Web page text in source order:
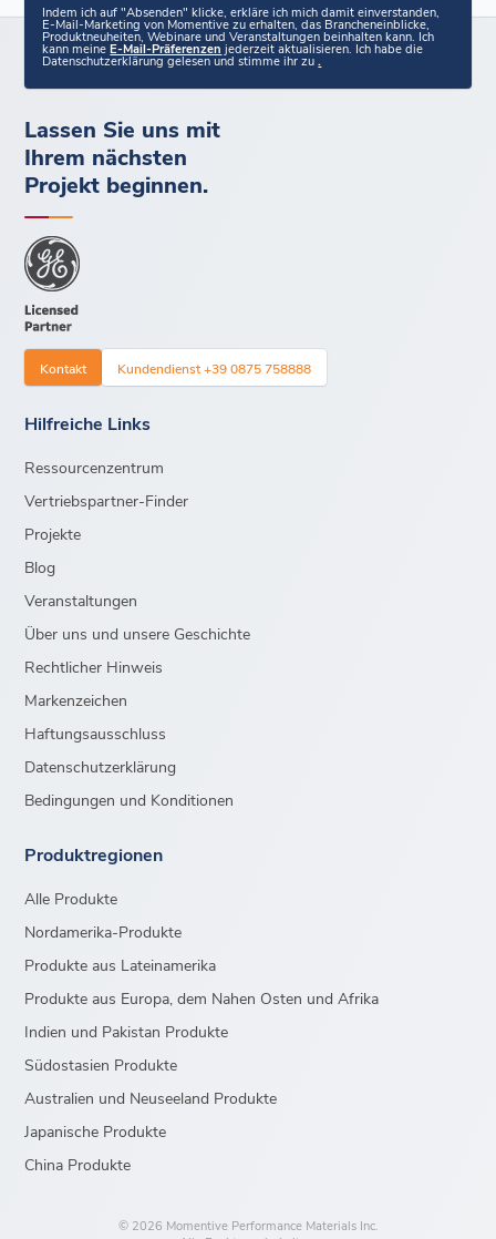
Indem ich auf "Absenden" klicke, erkläre ich mich damit einverstanden,
E-Mail-Marketing von Momentive zu erhalten, das Brancheneinblicke,
Produktneuheiten, Webinare und Veranstaltungen beinhalten kann. Ich
kann meineE-Mail-Präferenzen jederzeit aktualisieren. Ich habe die
Datenschutzerklärung gelesen und stimme ihr zu.
Lassen Sie uns mit
Ihrem nächsten
Projekt beginnen.
Kontakt Kundendienst +39 0875 758888
Hilfreiche Links
Ressourcenzentrum
Vertriebspartner-Finder
Projekte
Blog
Veranstaltungen
Über uns und unsere Geschichte
Rechtlicher Hinweis
Markenzeichen
Haftungsausschluss
Datenschutzerklärung
Bedingungen und Konditionen
Produktregionen
Alle Produkte
Nordamerika-Produkte
Produkte aus Lateinamerika
Produkte aus Europa, dem Nahen Osten und Afrika
Indien und Pakistan Produkte
Südostasien Produkte
Australien und Neuseeland Produkte
Japanische Produkte
China Produkte
© 2026 Momentive Performance Materials Inc.